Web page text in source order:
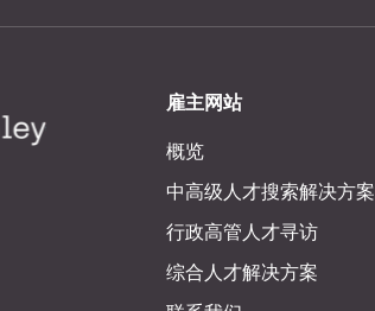
雇主网站
概览
中高级人才搜索解决方案
行政高管人才寻访
综合人才解决方案